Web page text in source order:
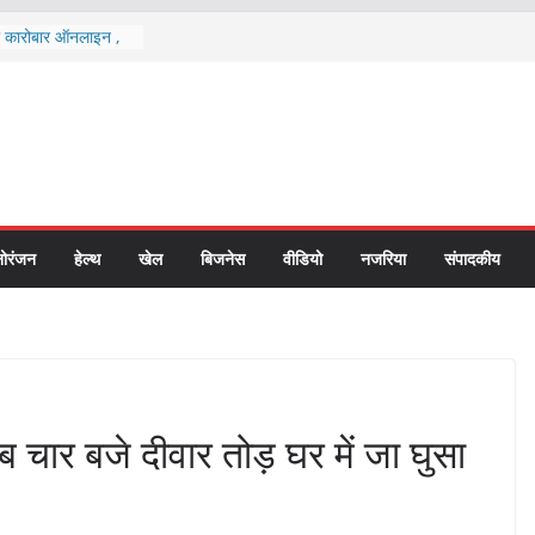
ऑनलाइन ,
विभाग में छापा
घोटाले की जांच शुरू
शिवपूजन मिश्रा को
का उल्लंघन करना
न्यायालय से आए एक
के बीच
धारा-11
हेल्थ खेल बिजनेस वीडियो नजरिया संपादकीय
बजे दीवार तोड़ घर में जा घुसा